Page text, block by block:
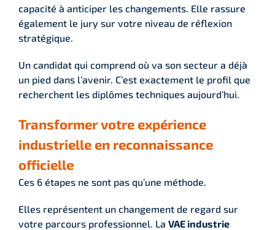
capacité à anticiper les changements. Elle rassure
également le jury sur votre niveau de réflexion
stratégique.
Un candidat qui comprend où va son secteur a déjà
un pied dans l’avenir. C’est exactement le profil que
recherchent les diplômes techniques aujourd’hui.
Transformer votre expérience
industrielle en reconnaissance
officielle
Ces 6 étapes ne sont pas qu’une méthode.
Elles représentent un changement de regard sur
votre parcours professionnel. La VAE industrie